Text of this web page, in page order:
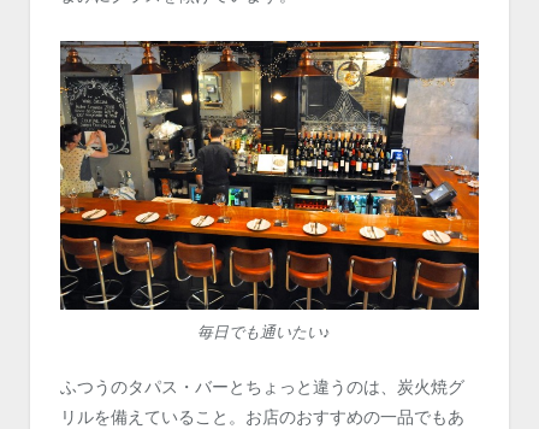
毎日でも通いたい♪
ふつうのタパス・バーとちょっと違うのは、炭火焼グ
リルを備えていること。お店のおすすめの一品でもあ